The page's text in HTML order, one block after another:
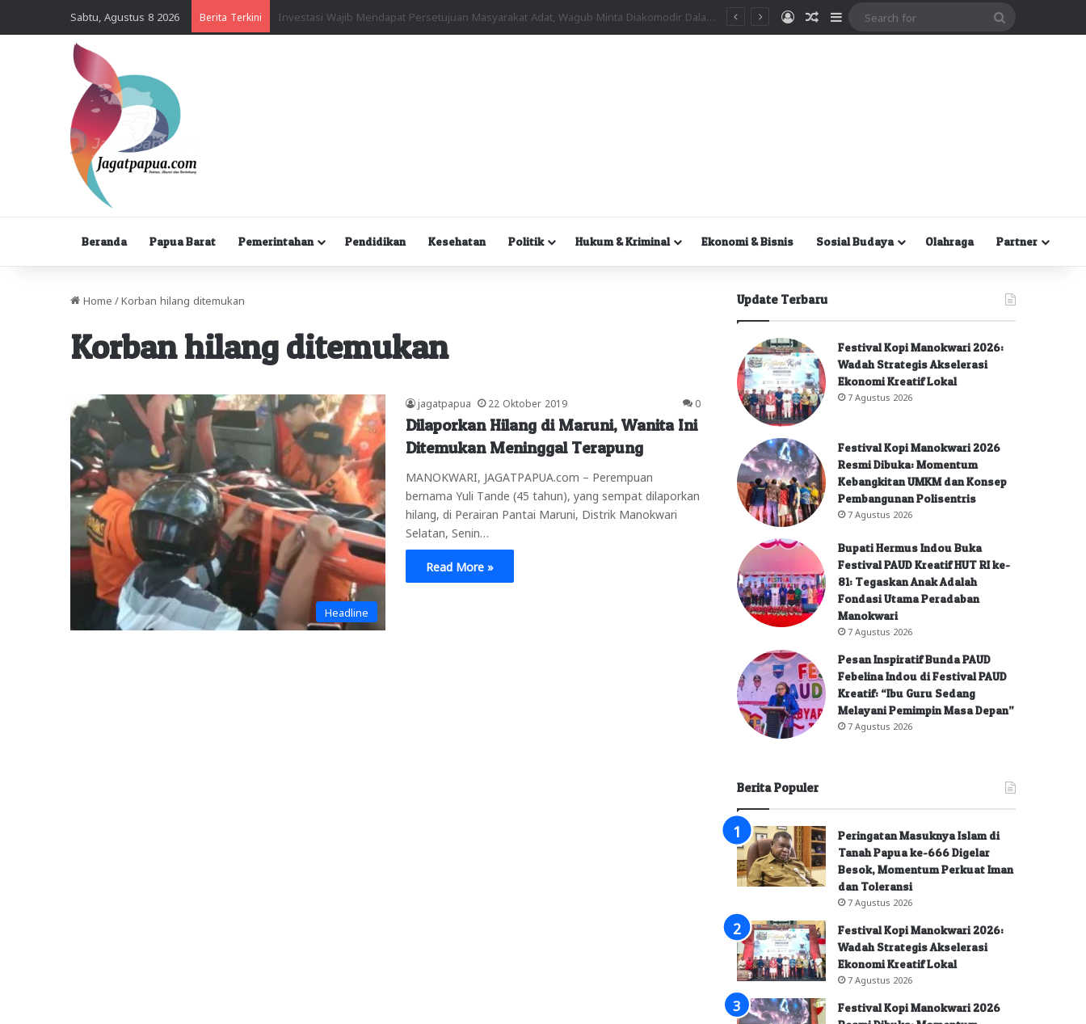
Sabtu, Agustus 8 2026 Berita Terkini MasukRandom Article
Sidebar
Beranda Papua Barat Pemerintahan Pendidikan Kesehatan Politik Hukum & Kriminal Ekonomi & Bisnis Sosial Budaya Olahraga Partner
Home / Korban hilang ditemukan
Korban hilang ditemukan
Headline
jagatpapua 22 Oktober 2019 0
Dilaporkan Hilang di Maruni, Wanita Ini
Ditemukan Meninggal Terapung
MANOKWARI, JAGATPAPUA.com – Perempuan
bernama Yuli Tande (45 tahun), yang sempat dilaporkan
hilang, di Perairan Pantai Maruni, Distrik Manokwari
Selatan, Senin…
Read More »
Update Terbaru
Festival Kopi Manokwari 2026:
Wadah Strategis Akselerasi
Ekonomi Kreatif Lokal
7 Agustus 2026
Festival Kopi Manokwari 2026
Resmi Dibuka: Momentum
Kebangkitan UMKM dan Konsep
Pembangunan Polisentris
7 Agustus 2026
Bupati Hermus Indou Buka
Festival PAUD Kreatif HUT RI ke-
81: Tegaskan Anak Adalah
Fondasi Utama Peradaban
Manokwari
7 Agustus 2026
Pesan Inspiratif Bunda PAUD
Febelina Indou di Festival PAUD
Kreatif: “Ibu Guru Sedang
Melayani Pemimpin Masa Depan”
7 Agustus 2026
Berita Populer
Peringatan Masuknya Islam di
Tanah Papua ke-666 Digelar
Besok, Momentum Perkuat Iman
dan Toleransi
7 Agustus 2026
Festival Kopi Manokwari 2026:
Wadah Strategis Akselerasi
Ekonomi Kreatif Lokal
7 Agustus 2026
Festival Kopi Manokwari 2026